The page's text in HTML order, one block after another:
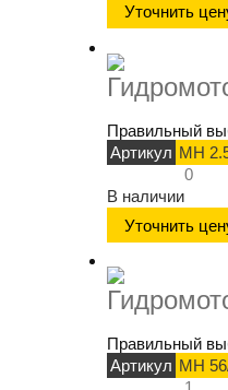
Уточнить
Правильный
Артикул МН
0
В наличии
Уточнить
Правильный
Артикул МН